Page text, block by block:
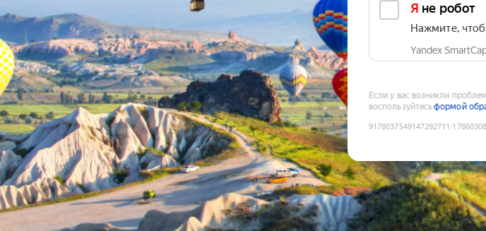
Я не робот
Нажмите,
Yandex
Если у вас возникли
воспользуйтесьформой
9178037549147292711 :